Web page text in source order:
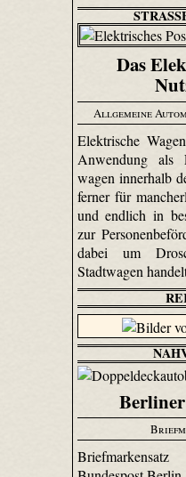
Das
Allgemeine
Elektrische
Anwendung als
wagen innerhalb
ferner für
und endlich in
zur
dabei um
Stadtwagen